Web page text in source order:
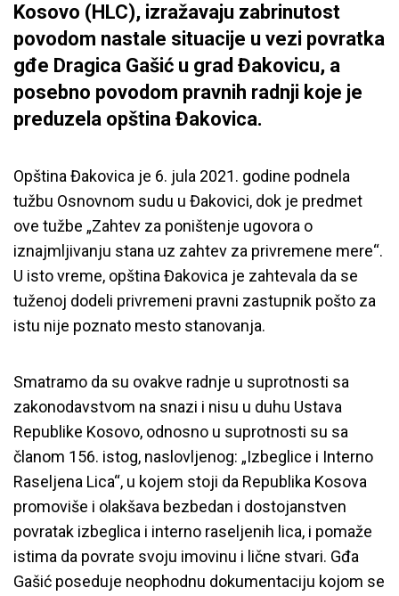
Kosovo (HLC), izražavaju zabrinutost
povodom nastale situacije u vezi povratka
gđe Dragica Gašić u grad Đakovicu, a
posebno povodom pravnih radnji koje je
preduzela opština Đakovica.
Opština Đakovica je 6. jula 2021. godine podnela
tužbu Osnovnom sudu u Đakovici, dok je predmet
ove tužbe „Zahtev za poništenje ugovora o
iznajmljivanju stana uz zahtev za privremene mere“.
U isto vreme, opština Đakovica je zahtevala da se
tuženoj dodeli privremeni pravni zastupnik pošto za
istu nije poznato mesto stanovanja.
Smatramo da su ovakve radnje u suprotnosti sa
zakonodavstvom na snazi i nisu u duhu Ustava
Republike Kosovo, odnosno u suprotnosti su sa
članom 156. istog, naslovljenog: „Izbeglice i Interno
Raseljena Lica“, u kojem stoji da Republika Kosova
promoviše i olakšava bezbedan i dostojanstven
povratak izbeglica i interno raseljenih lica, i pomaže
istima da povrate svoju imovinu i lične stvari. Gđa
Gašić poseduje neophodnu dokumentaciju kojom se